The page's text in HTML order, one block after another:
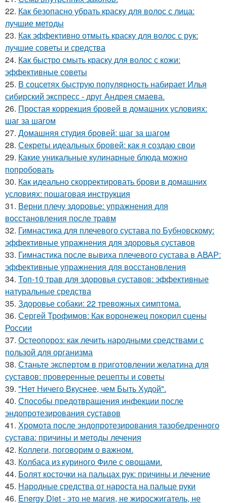
22. Как безопасно убрать краску для волос с лица:
лучшие методы
23. Как эффективно отмыть краску для волос с рук:
лучшие советы и средства
24. Как быстро смыть краску для волос с кожи:
эффективные советы
25. В соцсетях быструю популярность набирает Илья
сибирский экспресс - друг Андрея смаева.
26. Простая коррекция бровей в домашних условиях:
шаг за шагом
27. Домашняя студия бровей: шаг за шагом
28. Секреты идеальных бровей: как я создаю свои
29. Какие уникальные кулинарные блюда можно
попробовать
30. Как идеально скорректировать брови в домашних
условиях: пошаговая инструкция
31. Верни плечу здоровье: упражнения для
восстановления после травм
32. Гимнастика для плечевого сустава по Бубновскому:
эффективные упражнения для здоровья суставов
33. Гимнастика после вывиха плечевого сустава в АВАР:
эффективные упражнения для восстановления
34. Топ-10 трав для здоровья суставов: эффективные
натуральные средства
35. Здоровье собаки: 22 тревожных симптома.
36. Сергей Трофимов: Как воронежец покорил сцены
России
37. Остеопороз: как лечить народными средствами с
пользой для организма
38. Станьте экспертом в приготовлении желатина для
суставов: проверенные рецепты и советы
39. "Нет Ничего Вкуснее, чем Быть Худой".
40. Способы предотвращения инфекции после
эндопротезирования суставов
41. Хромота после эндопротезирования тазобедренного
сустава: причины и методы лечения
42. Коллеги, поговорим о важном.
43. Колбаса из куриного Филе с овощами.
44. Болят косточки на пальцах рук: причины и лечение
45. Народные средства от нароста на пальце руки
46. Energy Diet - это не магия, не жиросжигатель, не